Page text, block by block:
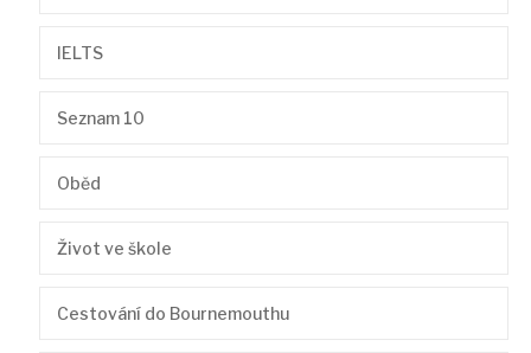
IELTS
Seznam 10
Oběd
Život ve škole
Cestování do Bournemouthu